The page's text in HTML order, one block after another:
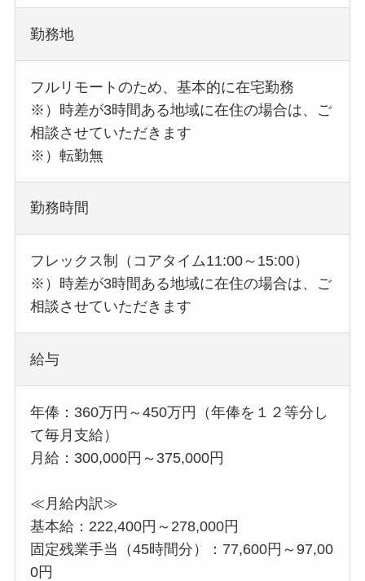
勤務地
フルリモートのため、基本的に在宅勤務
※）時差が3時間ある地域に在住の場合は、ご
相談させていただきます
※）転勤無
勤務時間
フレックス制（コアタイム11:00～15:00）
※）時差が3時間ある地域に在住の場合は、ご
相談させていただきます
給与
年俸：360万円～450万円（年俸を１２等分し
て毎月支給）
月給：300,000円～375,000円
≪月給内訳≫
基本給：222,400円～278,000円
固定残業手当（45時間分）：77,600円～97,00
0円